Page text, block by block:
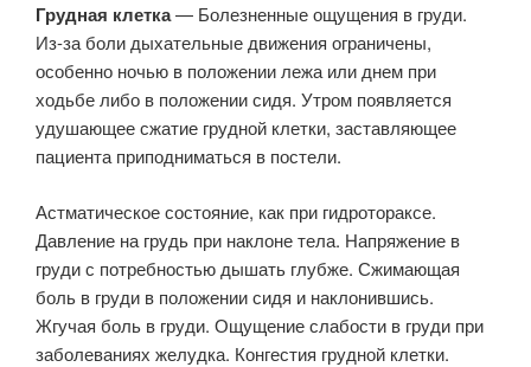
Грудная клетка— Болезненные ощущения в груди.
Из-за боли дыхательные движения ограничены,
особенно ночью в положении лежа или днем при
ходьбе либо в положении сидя. Утром появляется
удушающее сжатие грудной клетки, заставляющее
пациента приподниматься в постели.
Астматическое состояние, как при гидротораксе.
Давление на грудь при наклоне тела. Напряжение в
груди с потребностью дышать глубже. Сжимающая
боль в груди в положении сидя и наклонившись.
Жгучая боль в груди. Ощущение слабости в груди при
заболеваниях желудка. Конгестия грудной клетки.